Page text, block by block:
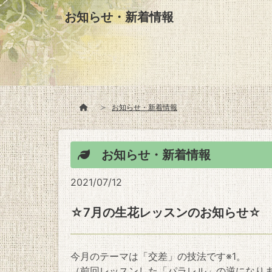
お知らせ・新着情報
お知らせ・新着情報
お知らせ・新着情報
2021/07/12
☆7月の生花レッスンのお知らせ☆
今月のテーマは「交差」の技法です※1。